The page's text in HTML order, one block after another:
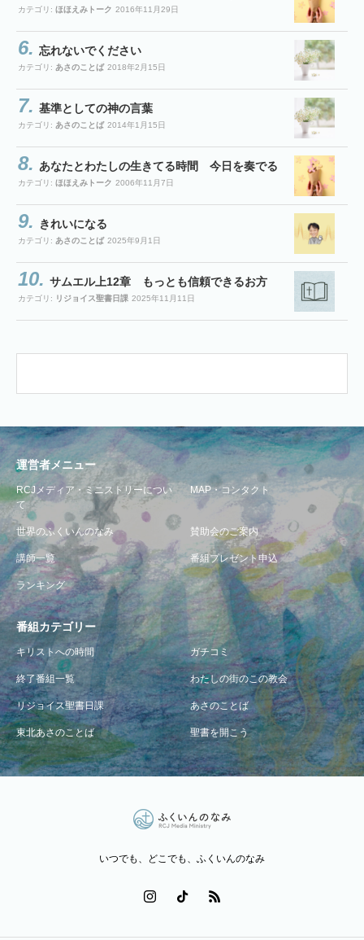
カテゴリ: ほほえみトーク 2016年11月29日
忘れないでください
カテゴリ: あさのことば 2018年2月15日
基準としての神の言葉
カテゴリ: あさのことば 2014年1月15日
あなたとわたしの生きてる時間 今日を奏でる
カテゴリ: ほほえみトーク 2006年11月7日
きれいになる
カテゴリ: あさのことば 2025年9月1日
サムエル上12章 もっとも信頼できるお方
カテゴリ: リジョイス聖書日課 2025年11月11日
運営者メニュー
RCJメディア・ミニストリーについ
て
MAP・コンタクト
世界のふくいんのなみ 賛助会のご案内
講師一覧 番組プレゼント申込
ランキング
番組カテゴリー
キリストへの時間 ガチコミ
終了番組一覧 わたしの街のこの教会
リジョイス聖書日課 あさのことば
東北あさのことば 聖書を開こう
いつでも、どこでも、ふくいんのなみ